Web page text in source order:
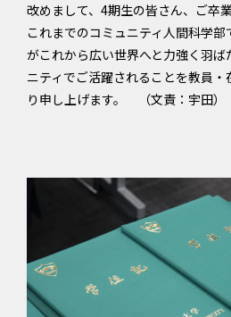
改めまして、4期生の皆さん、ご卒
これまでのコミュニティ人間科学
がこれから広い世界へと力強く羽ば
ニティでご活躍されることを教員
り申し上げます。 （文責：宇田）